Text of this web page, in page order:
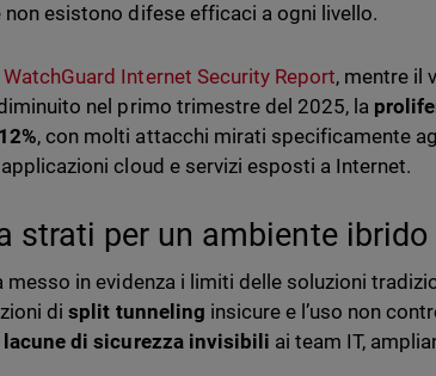
non esistono difese efficaci a ogni livello.
WatchGuard Internet Security Report, mentre il
nel primo trimestre del 2025, la
, con molti attacchi mirati specificamente
cloud e servizi esposti a Internet.
strati per un ambiente
messo in evidenza i limiti delle soluzioni
displit tunneling insicure e l’uso non
lacune di sicurezza invisibili ai team IT,